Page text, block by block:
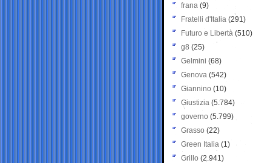
frana (9)
Fratelli d'Italia (291)
Futuro e Libertà (510)
g8 (25)
Gelmini (68)
Genova (542)
Giannino (10)
Giustizia (5.784)
governo (5.799)
Grasso (22)
Green Italia (1)
Grillo (2.941)